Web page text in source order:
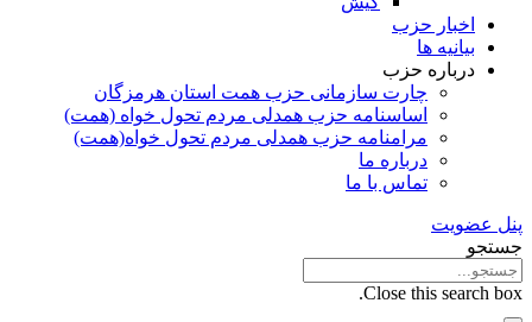
اخبار حزب
بیانیه ها
درباره حزب
چارت سازمانی حزب همت استان هرمزگان
اساسنامه حزب همدلی مردم تحول خواه (همت)
مرامنامه حزب همدلی مردم تحول خواه(همت)
درباره ما
تماس با ما
پنل عضویت
جستجو
Close this search box.